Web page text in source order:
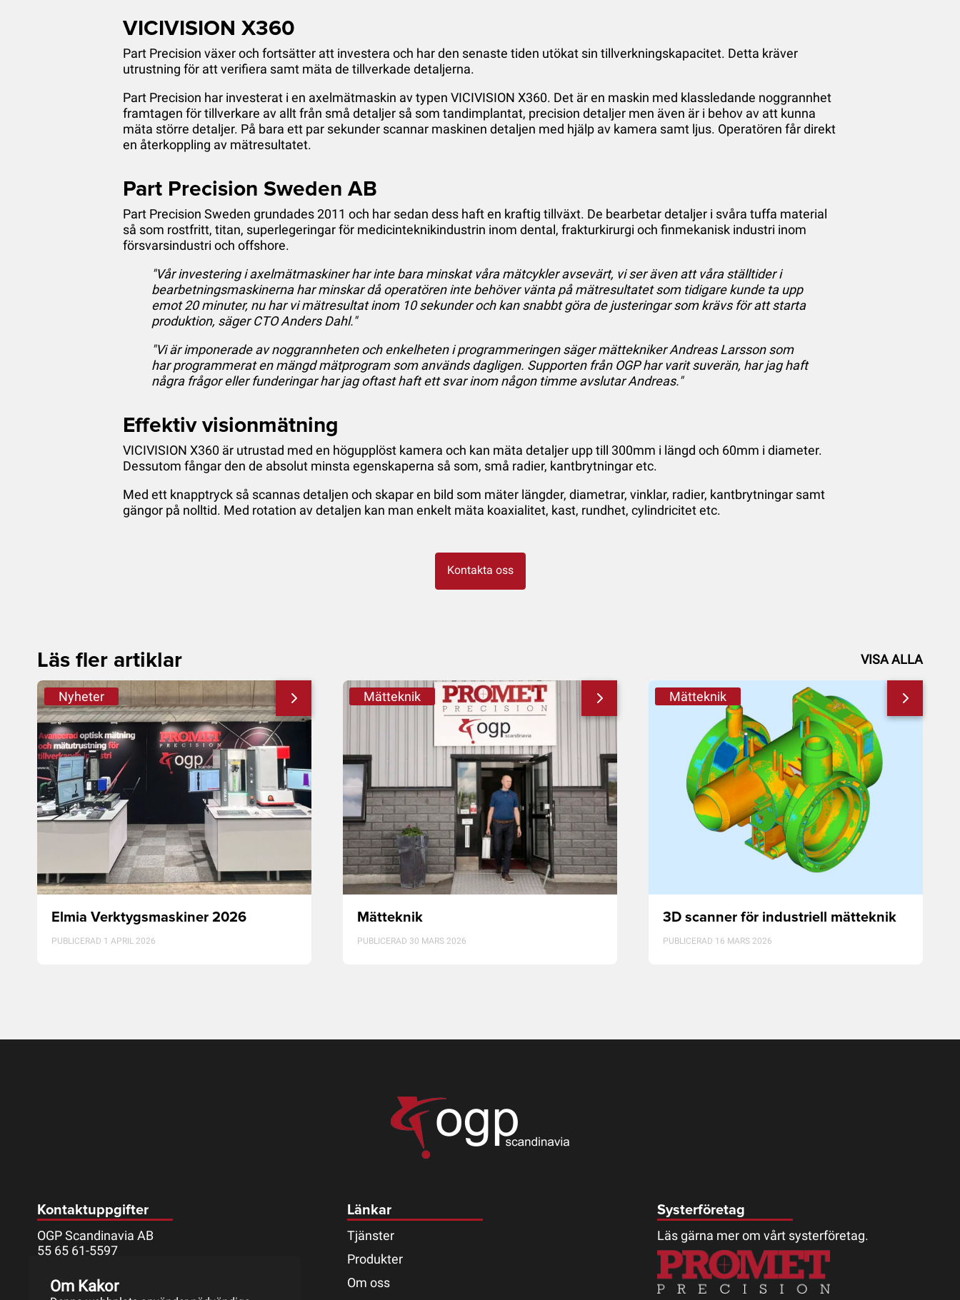
VICIVISION X360
Part Precision växer och fortsätter att investera och har den senaste tiden utökat sin tillverkningskapacitet. Detta kräver
utrustning för att verifiera samt mäta de tillverkade detaljerna.
Part Precision har investerat i en axelmätmaskin av typen VICIVISION X360. Det är en maskin med klassledande noggrannhet
framtagen för tillverkare av allt från små detaljer så som tandimplantat, precision detaljer men även är i behov av att kunna
mäta större detaljer. På bara ett par sekunder scannar maskinen detaljen med hjälp av kamera samt ljus. Operatören får direkt
en återkoppling av mätresultatet.
Part Precision Sweden AB
Part Precision Sweden grundades 2011 och har sedan dess haft en kraftig tillväxt. De bearbetar detaljer i svåra tuffa material
så som rostfritt, titan, superlegeringar för medicinteknikindustrin inom dental, frakturkirurgi och finmekanisk industri inom
försvarsindustri och offshore.
"Vår investering i axelmätmaskiner har inte bara minskat våra mätcykler avsevärt, vi ser även att våra ställtider i
bearbetningsmaskinerna har minskar då operatören inte behöver vänta på mätresultatet som tidigare kunde ta upp
emot 20 minuter, nu har vi mätresultat inom 10 sekunder och kan snabbt göra de justeringar som krävs för att starta
produktion, säger CTO Anders Dahl."
"Vi är imponerade av noggrannheten och enkelheten i programmeringen säger mättekniker Andreas Larsson som
har programmerat en mängd mätprogram som används dagligen. Supporten från OGP har varit suverän, har jag haft
några frågor eller funderingar har jag oftast haft ett svar inom någon timme avslutar Andreas."
Effektiv visionmätning
VICIVISION X360 är utrustad med en högupplöst kamera och kan mäta detaljer upp till 300mm i längd och 60mm i diameter.
Dessutom fångar den de absolut minsta egenskaperna så som, små radier, kantbrytningar etc.
Med ett knapptryck så scannas detaljen och skapar en bild som mäter längder, diametrar, vinklar, radier, kantbrytningar samt
gängor på nolltid. Med rotation av detaljen kan man enkelt mäta koaxialitet, kast, rundhet, cylindricitet etc.
Kontakta oss
Läs fler artiklar VISA ALLA
Nyheter
Elmia Verktygsmaskiner 2026
PUBLICERAD 1 APRIL 2026
Mätteknik
Mätteknik
PUBLICERAD 30 MARS 2026
Mätteknik
3D scanner för industriell mätteknik
PUBLICERAD 16 MARS 2026
Kontaktuppgifter
OGP Scandinavia AB
55 65 61-5597
633 46 ESKILSTUNA
Länkar
Tjänster
Produkter
Om oss
Systerföretag
Läs gärna mer om vårt systerföretag.
Om Kakor